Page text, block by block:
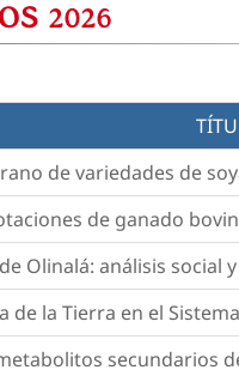
2026
de variedades de
de ganado
Olinalá: análisis social
de la Tierra en el
secundarios